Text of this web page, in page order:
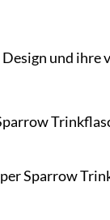
und ihre
Sparrow